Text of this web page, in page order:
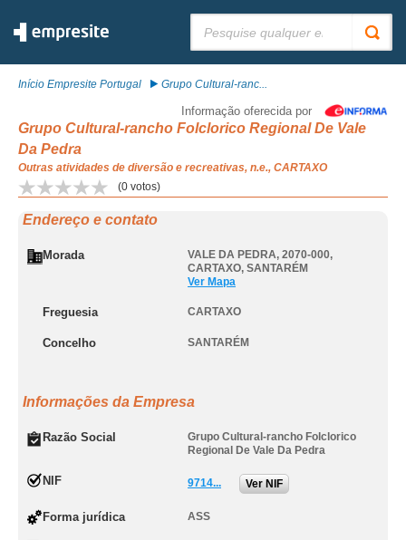
Início Empresite Portugal Grupo Cultural-ranc...
Informação oferecida por
Grupo Cultural-rancho Folclorico Regional De Vale
Da Pedra
Outras atividades de diversão e recreativas, n.e., CARTAXO
(0 votos)
Endereço e contato
Morada VALE DA PEDRA, 2070-000,
CARTAXO, SANTARÉM
Ver Mapa
Freguesia CARTAXO
Concelho SANTARÉM
Informações da Empresa
Razão Social
Grupo Cultural-rancho Folclorico
Regional De Vale Da Pedra
NIF 9714... Ver NIF
Forma jurídica ASS